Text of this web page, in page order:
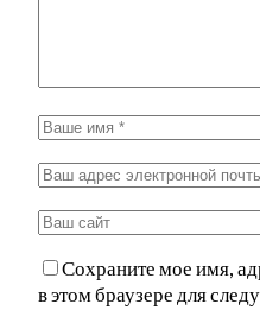
Сохраните мое имя,
в этом браузере для